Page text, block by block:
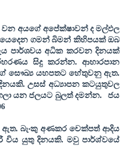
අයගේ අපේක්ෂාවන් ද මල්ඵල
ගමන් බිමන් කිහිපයක් ඔබ
පාර්ශවය අධික කරවන දිනයක්
සිදු කරන්න. ආහාරපාන
සෞඛ්‍ය යහපතට හේතුවනු ඇත.
උසස් අධ්‍යාපන කටයුතුවල
යන ජලයට බුලත් දමන්න.
ජය
බැංකු අණකර චෙක්පත් ආදිය
විය යුතු දිනයකි. මවු පාර්ශ්වයේ